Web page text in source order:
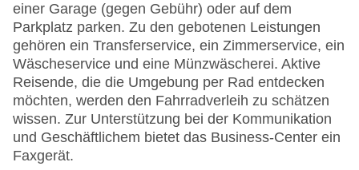
einer Garage (gegen Gebühr) oder auf dem
Parkplatz parken. Zu den gebotenen Leistungen
gehören ein Transferservice, ein Zimmerservice, ein
Wäscheservice und eine Münzwäscherei. Aktive
Reisende, die die Umgebung per Rad entdecken
möchten, werden den Fahrradverleih zu schätzen
wissen. Zur Unterstützung bei der Kommunikation
und Geschäftlichem bietet das Business-Center ein
Faxgerät.